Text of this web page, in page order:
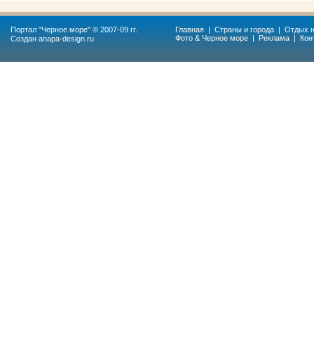
Портал "Черное море" © 2007-09 гг.
Создан anapa-design.ru
Главная | Страны и города | Отдых
Фото & Черное море | Реклама |